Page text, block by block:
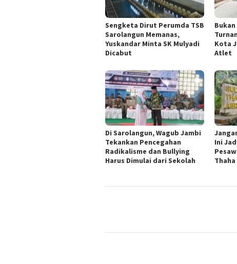
Sengketa Dirut Perumda TSB
Sarolangun Memanas,
Yuskandar Minta SK Mulyadi
Dicabut
Kota
Atlet
Di Sarolangun, Wagub Jambi
Tekankan Pencegahan
Radikalisme dan Bullying
Harus Dimulai dari Sekolah
Ini